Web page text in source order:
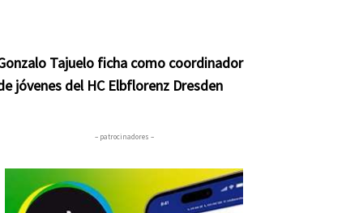
Tajuelo ficha como coordinador
jóvenes del HC Elbflorenz Dresden
– patrocinadores –